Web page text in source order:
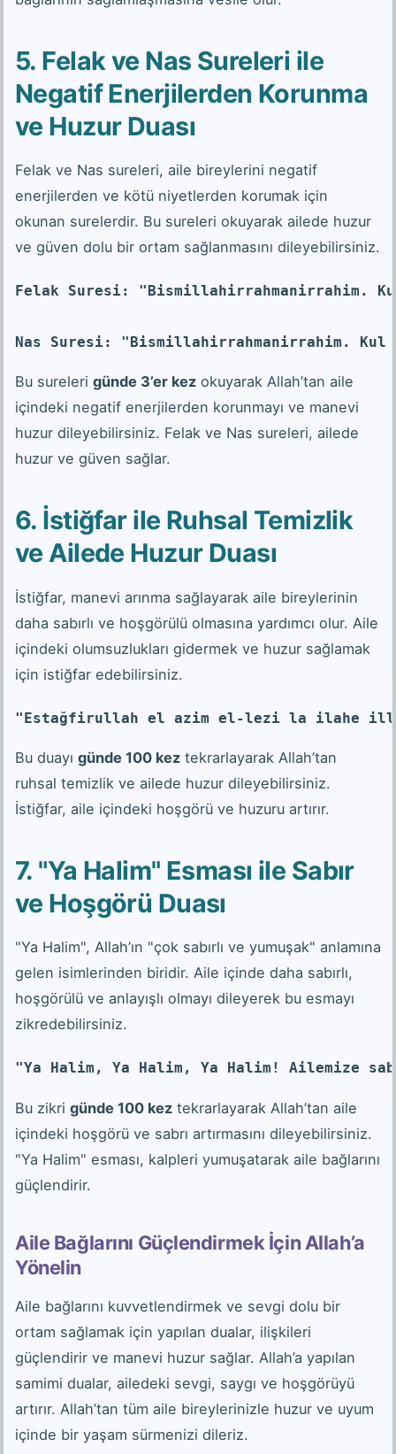
5. Felak ve Nas Sureleri ile
Negatif Enerjilerden Korunma
ve Huzur Duası
Felak ve Nas sureleri, aile bireylerini negatif
enerjilerden ve kötü niyetlerden korumak için
okunan surelerdir. Bu sureleri okuyarak ailede huzur
ve güven dolu bir ortam sağlanmasını dileyebilirsiniz.
Felak Suresi: "Bismillahirrahmanirrahim.
Nas Suresi: "Bismillahirrahmanirrahim.
Bu sureleri günde 3’er kez okuyarak Allah’tan aile
içindeki negatif enerjilerden korunmayı ve manevi
huzur dileyebilirsiniz. Felak ve Nas sureleri, ailede
huzur ve güven sağlar.
6. İstiğfar ile Ruhsal Temizlik
ve Ailede Huzur Duası
İstiğfar, manevi arınma sağlayarak aile bireylerinin
daha sabırlı ve hoşgörülü olmasına yardımcı olur. Aile
içindeki olumsuzlukları gidermek ve huzur sağlamak
için istiğfar edebilirsiniz.
"Estağfirullah el azim el-lezi la ilahe illa
Bu duayı günde 100 kez tekrarlayarak Allah’tan
ruhsal temizlik ve ailede huzur dileyebilirsiniz.
İstiğfar, aile içindeki hoşgörü ve huzuru artırır.
7. "Ya Halim" Esması ile Sabır
ve Hoşgörü Duası
"Ya Halim", Allah’ın "çok sabırlı ve yumuşak" anlamına
gelen isimlerinden biridir. Aile içinde daha sabırlı,
hoşgörülü ve anlayışlı olmayı dileyerek bu esmayı
zikredebilirsiniz.
"Ya Halim, Ya Halim, Ya Halim! Ailemize
Bu zikri günde 100 kez tekrarlayarak Allah’tan aile
içindeki hoşgörü ve sabrı artırmasını dileyebilirsiniz.
"Ya Halim" esması, kalpleri yumuşatarak aile bağlarını
güçlendirir.
Aile Bağlarını Güçlendirmek İçin Allah’a
Yönelin
Aile bağlarını kuvvetlendirmek ve sevgi dolu bir
ortam sağlamak için yapılan dualar, ilişkileri
güçlendirir ve manevi huzur sağlar. Allah’a yapılan
samimi dualar, ailedeki sevgi, saygı ve hoşgörüyü
artırır. Allah’tan tüm aile bireylerinizle huzur ve uyum
içinde bir yaşam sürmenizi dileriz.